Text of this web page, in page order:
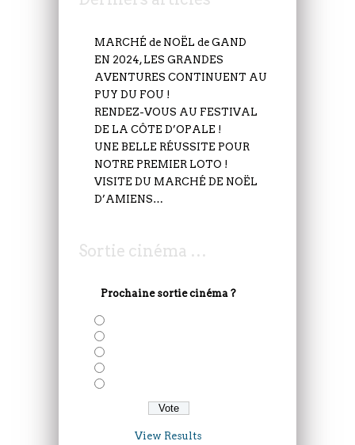
MARCHÉ de NOËL de GAND
EN 2024, LES GRANDES
AVENTURES CONTINUENT AU
PUY DU FOU !
RENDEZ-VOUS AU FESTIVAL
DE LA CÔTE D’OPALE !
UNE BELLE RÉUSSITE POUR
NOTRE PREMIER LOTO !
VISITE DU MARCHÉ DE NOËL
D’AMIENS…
Sortie cinéma …
Prochaine sortie cinéma ?
View Results